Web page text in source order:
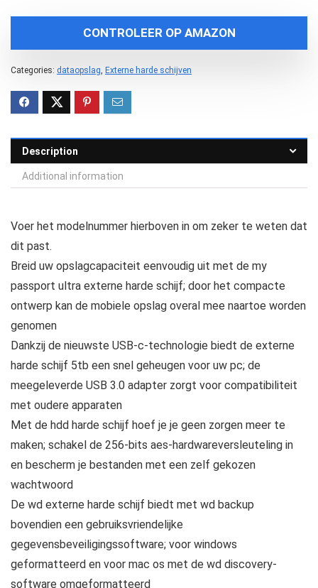
CONTROLEER OP AMAZON
Categories: dataopslag Externe harde schijven
Description
Additional information
Voer het modelnummer hierboven in om zeker te weten dat
dit past.
Breid uw opslagcapaciteit eenvoudig uit met de my
passport ultra externe harde schijf; door het compacte
ontwerp kan de mobiele opslag overal mee naartoe worden
genomen
Dankzij de nieuwste USB-c-technologie biedt de externe
harde schijf 5tb een snel geheugen voor uw pc; de
meegeleverde USB 3.0 adapter zorgt voor compatibiliteit
met oudere apparaten
Met de hdd harde schijf hoef je je geen zorgen meer te
maken; schakel de 256-bits aes-hardwareversleuteling in
en bescherm je bestanden met een zelf gekozen
wachtwoord
De wd externe harde schijf biedt met wd backup
bovendien een gebruiksvriendelijke
gegevensbeveiligingssoftware; voor windows
geformatteerd en voor mac os met de wd discovery-
software omgeformatteerd